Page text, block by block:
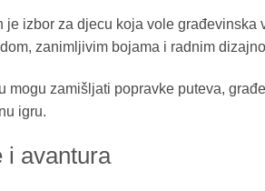
je izbor za djecu koja vole
zanimljivim bojama i radnim
mogu zamišljati popravke puteva,
igru.
i avantura